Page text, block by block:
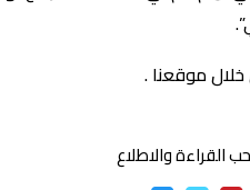
موقعنا .
القراءة والاطلاع